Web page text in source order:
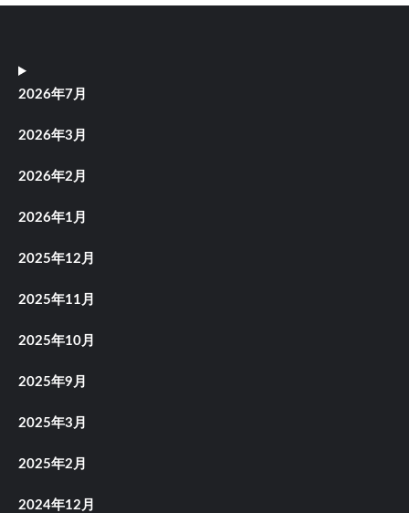
2026年7月
2026年3月
2026年2月
2026年1月
2025年12月
2025年11月
2025年10月
2025年9月
2025年3月
2025年2月
2024年12月